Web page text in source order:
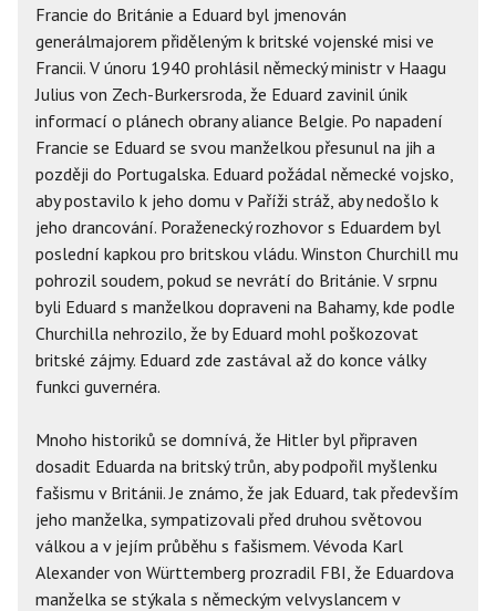
Francie do Británie a Eduard byl jmenován
generálmajorem přiděleným k britské vojenské misi ve
Francii. V únoru 1940 prohlásil německý ministr v Haagu
Julius von Zech-Burkersroda, že Eduard zavinil únik
informací o plánech obrany aliance Belgie. Po napadení
Francie se Eduard se svou manželkou přesunul na jih a
později do Portugalska. Eduard požádal německé vojsko,
aby postavilo k jeho domu v Paříži stráž, aby nedošlo k
jeho drancování. Poraženecký rozhovor s Eduardem byl
poslední kapkou pro britskou vládu. Winston Churchill mu
pohrozil soudem, pokud se nevrátí do Británie. V srpnu
byli Eduard s manželkou dopraveni na Bahamy, kde podle
Churchilla nehrozilo, že by Eduard mohl poškozovat
britské zájmy. Eduard zde zastával až do konce války
funkci guvernéra.
Mnoho historiků se domnívá, že Hitler byl připraven
dosadit Eduarda na britský trůn, aby podpořil myšlenku
fašismu v Británii. Je známo, že jak Eduard, tak především
jeho manželka, sympatizovali před druhou světovou
válkou a v jejím průběhu s fašismem. Vévoda Karl
Alexander von Württemberg prozradil FBI, že Eduardova
manželka se stýkala s německým velvyslancem v